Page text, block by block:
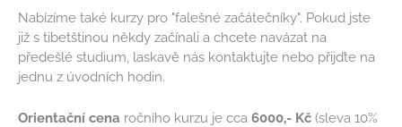
Nabízíme také kurzy pro "falešné začátečníky". Pokud jste
již s tibetštinou někdy začínali a chcete navázat na
předešlé studium, laskavě nás kontaktujte nebo přijďte na
jednu z úvodních hodin.
Orientační cena ročního kurzu je cca 6000,- Kč (sleva 10%